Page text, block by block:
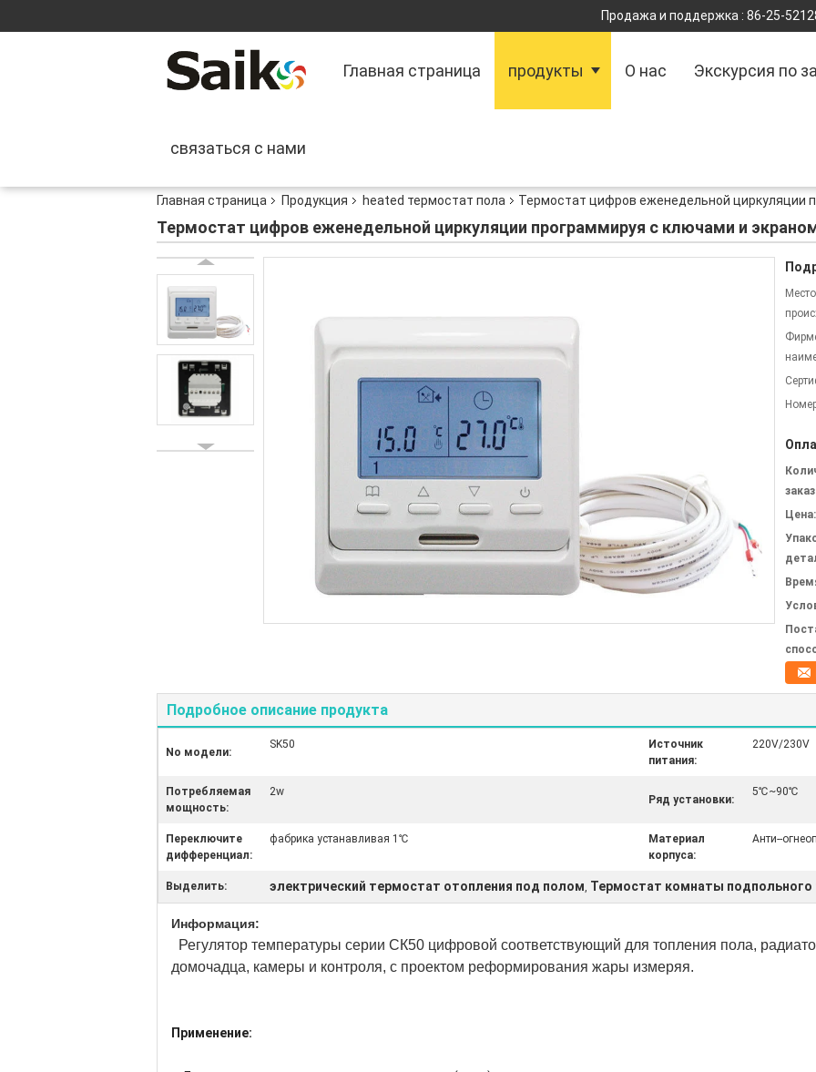
Продажа и поддержка : 86-25-
Главная страница продукты О нас Экскурсия по
связаться с нами
Главная страница Продукция heated термостат пола Термостат цифров еженедельной циркуляции
Термостат цифров еженедельной циркуляции программируя с ключами и
Место
Цена:
Подробное описание продукта
No модели:
SK50
Источник
питания:
220V/230V
Потребляемая
мощность:
2w
Ряд установки:
5℃~90℃
Переключите
дифференциал:
фабрика устанавливая 1℃
Материал
корпуса:
Анти--
Выделить: электрический термостат отопления под полом, Термостат комнаты подпольного
Информация:
Регулятор температуры серии СК50 цифровой соответствующий для топления пола,
домочадца, камеры и контроля, с проектом реформирования жары измеряя.
Применение: